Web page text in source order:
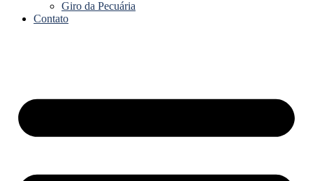
Giro da Pecuária
Contato